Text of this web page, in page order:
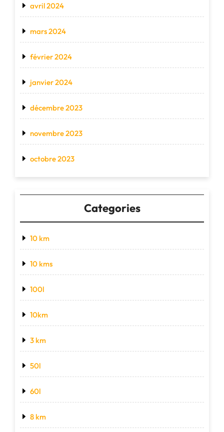
avril 2024
mars 2024
février 2024
janvier 2024
décembre 2023
novembre 2023
octobre 2023
Categories
10 km
10 kms
100l
10km
3 km
50l
60l
8 km